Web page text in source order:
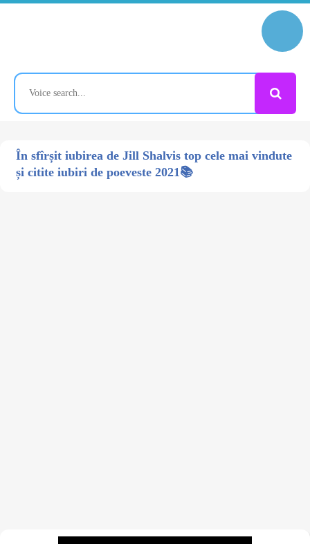
În sfîrșit iubirea de Jill Shalvis top cele mai vindute
și citite iubiri de poeveste 2021📚